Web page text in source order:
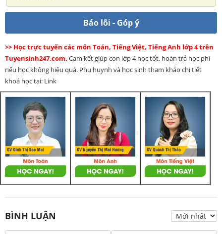
Báo lỗi - Góp ý
>> Học trực tuyến các môn Toán, Tiếng Việt, Tiếng Anh lớp 4 trên
Tuyensinh247.com. Cam kết giúp con lớp 4 học tốt, hoàn trả học phí
nếu học không hiệu quả. Phụ huynh và học sinh tham khảo chi tiết
khoá học tại: Link
BÌNH LUẬN